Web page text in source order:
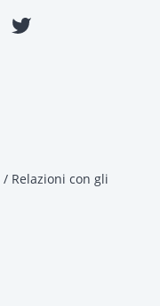
Relazioni con gli